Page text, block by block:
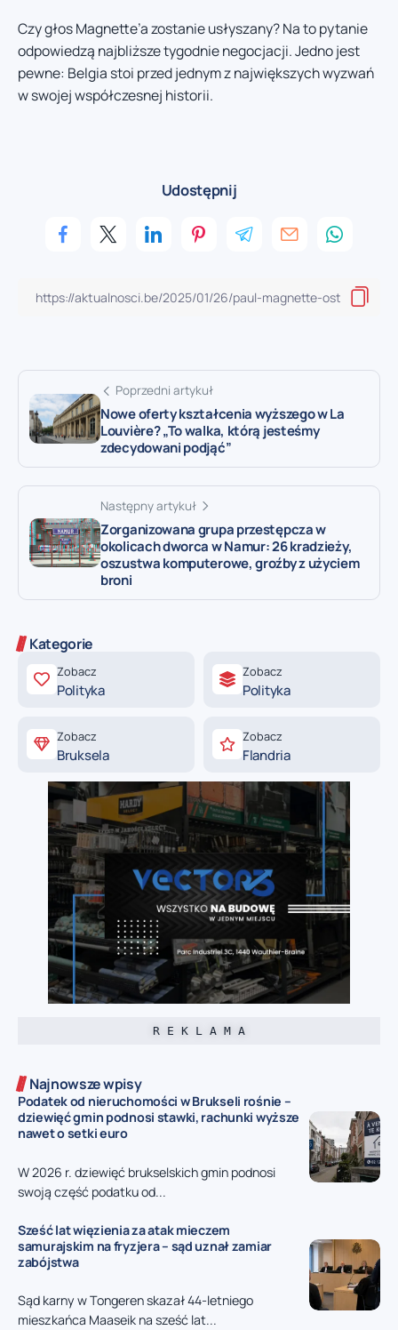
Czy głos Magnette’a zostanie usłyszany? Na to pytanie
odpowiedzą najbliższe tygodnie negocjacji. Jedno jest
pewne: Belgia stoi przed jednym z największych wyzwań
w swojej współczesnej historii.
Udostępnij
Poprzedni artykuł
Nowe oferty kształcenia wyższego w La
Louvière? „To walka, którą jesteśmy
zdecydowani podjąć”
Następny artykuł
Zorganizowana grupa przestępcza w
okolicach dworca w Namur: 26 kradzieży,
oszustwa komputerowe, groźby z użyciem
broni
Kategorie
Zobacz
Polityka
Zobacz
Polityka
Zobacz
Bruksela
Zobacz
Flandria
R E K L A M A
Najnowsze wpisy
Podatek od nieruchomości w Brukseli rośnie –
dziewięć gmin podnosi stawki, rachunki wyższe
nawet o setki euro
W 2026 r. dziewięć brukselskich gmin podnosi
swoją część podatku od...
Sześć lat więzienia za atak mieczem
samurajskim na fryzjera – sąd uznał zamiar
zabójstwa
Sąd karny w Tongeren skazał 44-letniego
mieszkańca Maaseik na sześć lat...